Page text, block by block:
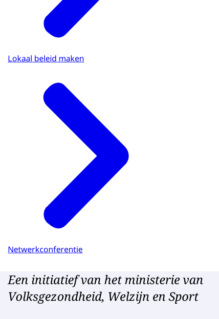
Lokaal beleid maken
Netwerkconferentie
Een initiatief van het ministerie van
Volksgezondheid, Welzijn en Sport